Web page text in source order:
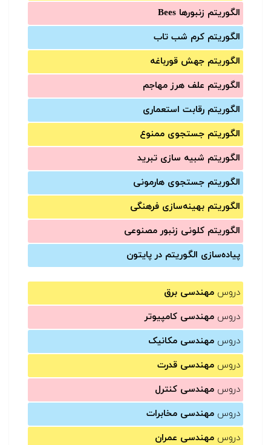
الگوریتم زنبورها Bees
الگوریتم کرم شب تاب
الگوریتم جهش قورباغه
الگوریتم علف هرز مهاجم
الگوریتم رقابت استعماری
الگوریتم جستجوی ممنوع
الگوریتم شبیه سازی تبرید
الگوریتم جستجوی هارمونی
الگوریتم بهینه‌سازی فرهنگی
الگوریتم کلونی زنبور مصنوعی
پیاده‌سازی الگوریتم در پایتون
دروس مهندسی برق
دروس مهندسی کامپیوتر
دروس مهندسی مکانیک
دروس مهندسی قدرت
دروس مهندسی کنترل
دروس مهندسی مخابرات
دروس مهندسی عمران